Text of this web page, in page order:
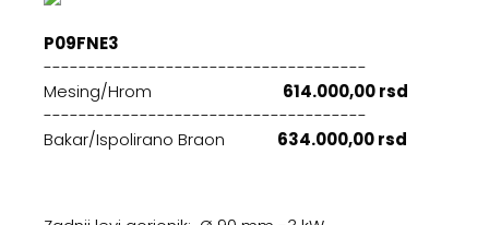
P09FNE3
-------------------------------------
Mesing/Hrom
614.000,00 rsd
-------------------------------------
Bakar/Ispolirano Braon
634.000,00 rsd